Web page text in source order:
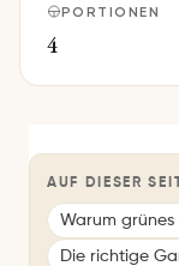
PORTIONEN
4
AUF DIESER
Warum
Die richtige